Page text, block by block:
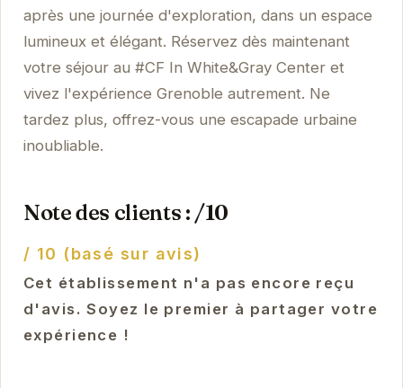
après une journée d'exploration, dans un espace
lumineux et élégant. Réservez dès maintenant
votre séjour au #CF In White&Gray Center et
vivez l'expérience Grenoble autrement. Ne
tardez plus, offrez-vous une escapade urbaine
inoubliable.
Note des clients : /10
/ 10 (basé sur avis)
Cet établissement n'a pas encore reçu
d'avis. Soyez le premier à partager votre
expérience !